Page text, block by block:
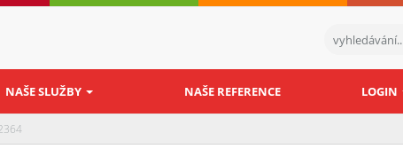
NAŠE SLUŽBY NAŠE REFERENCE LOGIN